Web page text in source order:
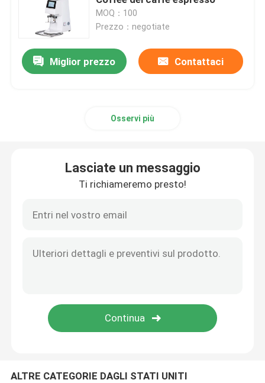
Macinacaffè di Doserless
macinacaffè commerciale
Caffè espresso Bean Grinder
Macinacaffè all'aperto
Macinacaffè della mano
frother automatico del latte
MOQ：100
Prezzo：negotiate
Miglior prezzo Contattaci
Osservi più
Lasciate un messaggio
Ti richiameremo presto!
ALTRE CATEGORIE DAGLI STATI UNITI